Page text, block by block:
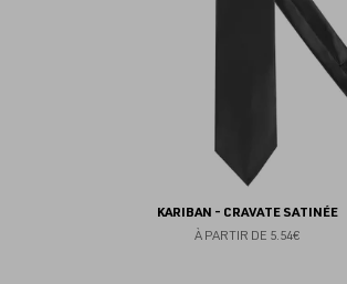
KARIBAN - CRAVATE SATINÉE
À PARTIR DE 5.54€